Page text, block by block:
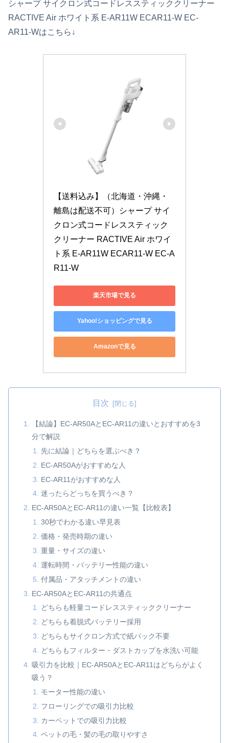
シャープ サイクロン式コードレススティッククリーナー
RACTIVE Air ホワイト系 E-AR11W ECAR11-W EC-
AR11-Wはこちら↓
【送料込み】（北海道・沖縄・
離島は配送不可）シャープ サイ
クロン式コードレススティック
クリーナー RACTIVE Air ホワイ
ト系 E-AR11W ECAR11-W EC-A
R11-W
楽天市場で見る
Yahoo!ショッピングで見る
Amazonで見る
目次
【結論】EC-AR50AとEC-AR11の違いとおすすめを3
分で解説
先に結論｜どちらを選ぶべき？
EC-AR50Aがおすすめな人
EC-AR11がおすすめな人
迷ったらどっちを買うべき？
EC-AR50AとEC-AR11の違い一覧【比較表】
30秒でわかる違い早見表
価格・発売時期の違い
重量・サイズの違い
運転時間・バッテリー性能の違い
付属品・アタッチメントの違い
EC-AR50AとEC-AR11の共通点
どちらも軽量コードレススティッククリーナー
どちらも着脱式バッテリー採用
どちらもサイクロン方式で紙パック不要
どちらもフィルター・ダストカップを水洗い可能
吸引力を比較｜EC-AR50AとEC-AR11はどちらがよく
吸う？
モーター性能の違い
フローリングでの吸引力比較
カーペットでの吸引力比較
ペットの毛・髪の毛の取りやすさ